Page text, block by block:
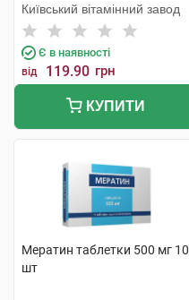
Київський вітамінний завод
Є в наявності
від 119.90 грн
КУПИТИ
Мератин таблетки 500 мг 10
шт